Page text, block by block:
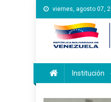
Saltar
al
contenido
viernes, agosto 07,
Inces
Institución